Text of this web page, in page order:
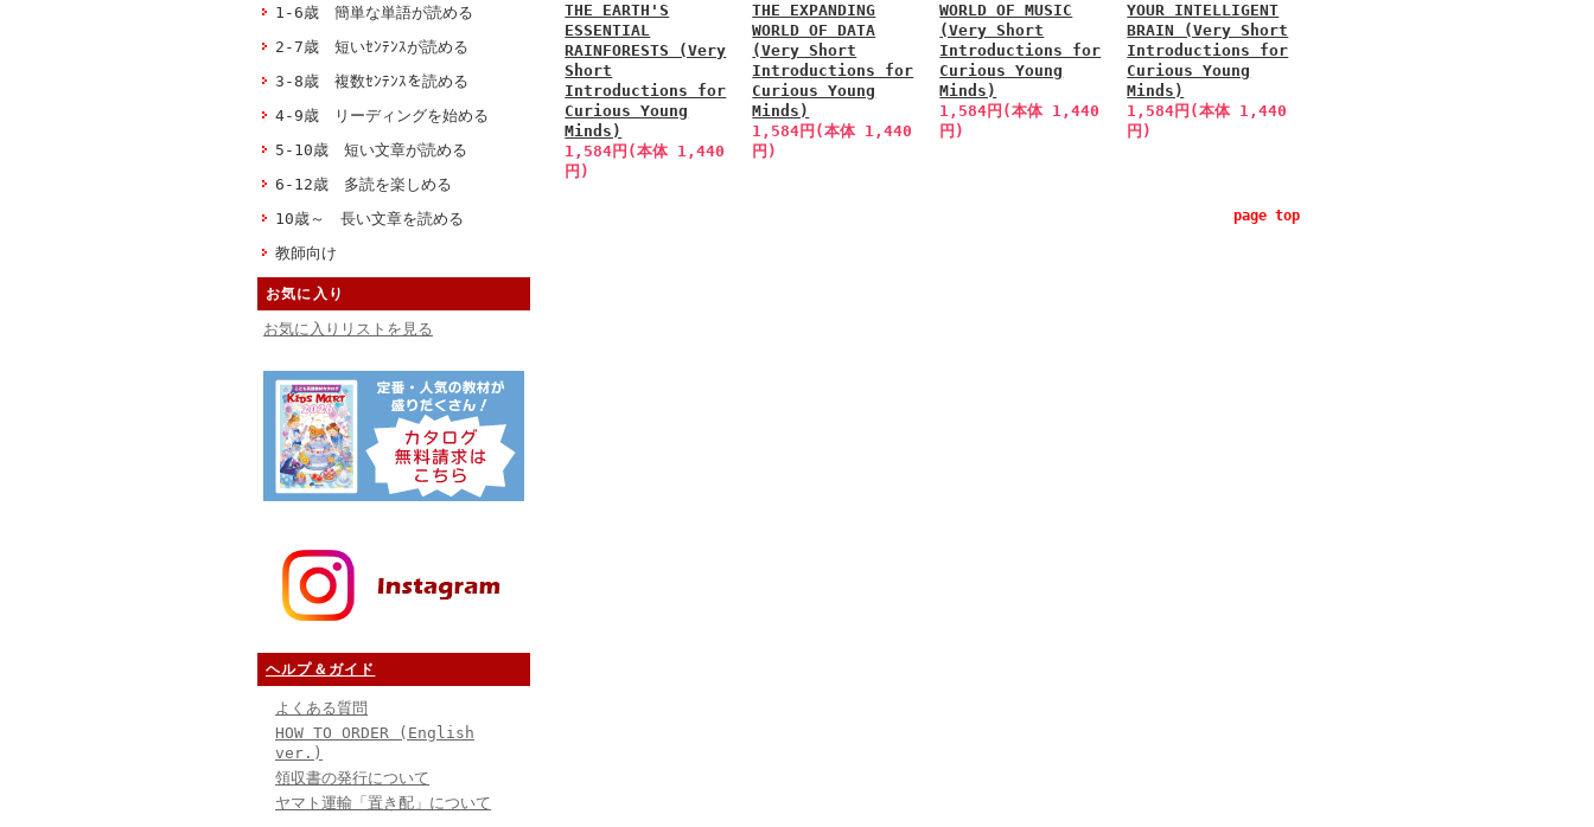
1-6歳 簡単な単語が読める
2-7歳 短いｾﾝﾃﾝｽが読める
3-8歳 複数ｾﾝﾃﾝｽを読める
4-9歳 リーディングを始める
5-10歳 短い文章が読める
6-12歳 多読を楽しめる
10歳～ 長い文章を読める
教師向け
お気に入り
お気に入りリストを見る
ヘルプ＆ガイド
よくある質問
HOW TO ORDER (English
ver.)
領収書の発行について
ヤマト運輸「置き配」について
THE EARTH'S
ESSENTIAL
RAINFORESTS (Very
Short
Introductions for
Curious Young
Minds)
1,584円(本体 1,440
円)
THE EXPANDING
WORLD OF DATA
(Very Short
Introductions for
Curious Young
Minds)
1,584円(本体 1,440
円)
WORLD OF MUSIC
(Very Short
Introductions for
Curious Young
Minds)
1,584円(本体 1,440
円)
YOUR INTELLIGENT
BRAIN (Very Short
Introductions for
Curious Young
Minds)
1,584円(本体 1,440
円)
page top